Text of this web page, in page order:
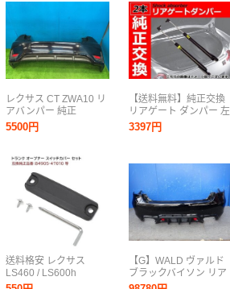
レクサス CT ZWA10 リ
アバンパー 純正
52159-76070-C1 214
ブラックオパールマイ
C
5500円
送料格安 レクサス
LS460 / LS600h
USF40系 トランク オー
【送料無料】純正交換
リアゲート ダンパー 左
右 『2本』レクサス
CT200H ZWA10
3397円
【G】WALD ヴァルド
ブラックバイソン リア
バンパー エアロ レクサ